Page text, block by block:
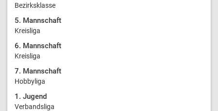
Bezirksklasse
5. Mannschaft
Kreisliga
6. Mannschaft
Kreisliga
7. Mannschaft
Hobbyliga
1. Jugend
Verbandsliga